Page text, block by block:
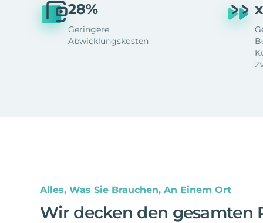
28%
Geringere
Abwicklungskosten
Alles, Was Sie Brauchen, An Einem Ort
Wir decken den gesamten